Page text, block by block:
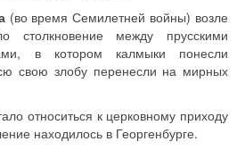
(во время Семилетней войны) возле
столкновение между прусскими
в котором калмыки понесли
свою злобу перенесли на мирных
относиться к церковному приходу
находилось в Георгенбурге.